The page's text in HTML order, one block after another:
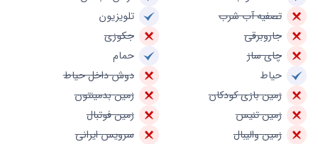
تصفیه آب شرب
تلویزیون
جاروبرقی
جکوزی
چای ساز
حمام
حیاط
دوش داخل حیاط
زمین بازی کودکان
زمین بدمینتون
زمین تنیس
زمین فوتبال
زمین والیبال
سرویس ایرانی